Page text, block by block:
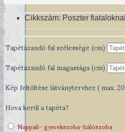
Cikkszám: Poszter
Tapétázandó fal szélessége (cm)
Tapétázandó fal magassága (cm)
Kép feltöltése látványtervhez ( max.
Hova kerül a tapéta?
Nappali- gyerekszoba-hálószoba